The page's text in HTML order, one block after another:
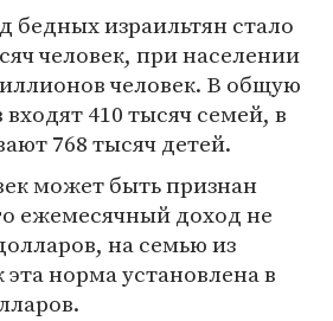
бедных израильтян стало
человек, при населении
человек. В общую
410 тысяч семей, в
768 тысяч детей.
может быть признан
ежемесячный доход не
на семью из
эта норма установлена в